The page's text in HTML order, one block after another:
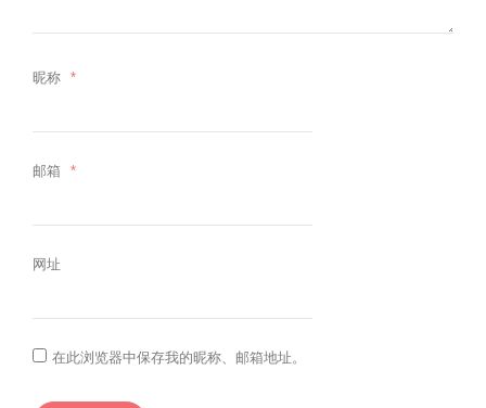
昵称 *
邮箱 *
网址
在此浏览器中保存我的昵称、邮箱地址。